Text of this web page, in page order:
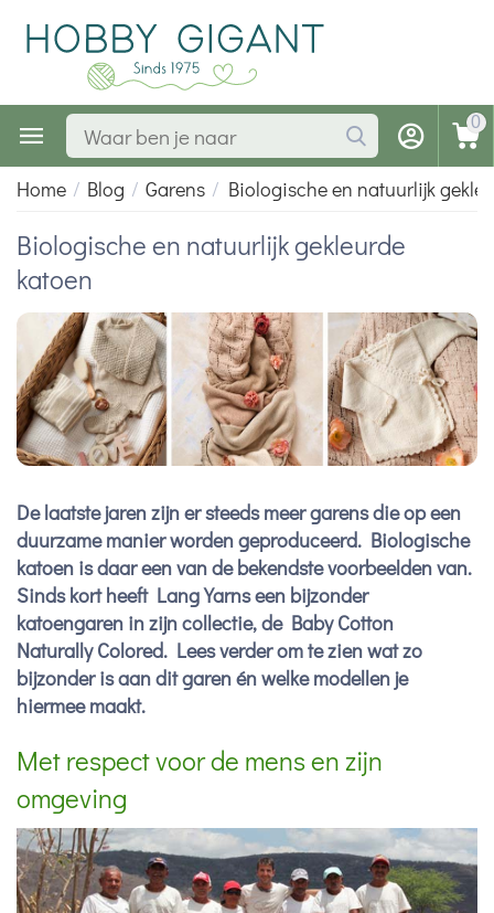
0
Home / Blog / Garens / Biologische en natuurlijk
Biologische en natuurlijk gekleurde
katoen
De laatste jaren zijn er steeds meer garens die op een
duurzame manier worden geproduceerd. Biologische
katoen is daar een van de bekendste voorbeelden van.
Sinds kort heeft Lang Yarns een bijzonder
katoengaren in zijn collectie, de Baby Cotton
Naturally Colored. Lees verder om te zien wat zo
bijzonder is aan dit garen én welke modellen je
hiermee maakt.
Met respect voor de mens en zijn
omgeving